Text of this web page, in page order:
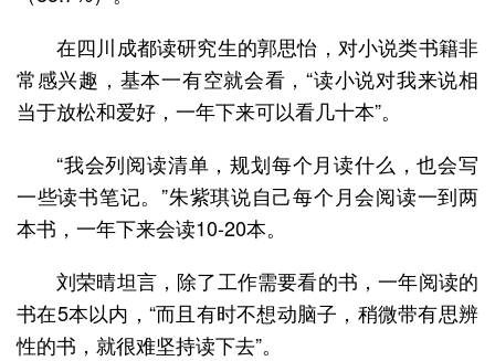
在四川成都读研究生的郭思怡，对小说类书籍非
常感兴趣，基本一有空就会看，“读小说对我来说相
当于放松和爱好，一年下来可以看几十本”。
“我会列阅读清单，规划每个月读什么，也会写
一些读书笔记。”朱紫琪说自己每个月会阅读一到两
本书，一年下来会读10-20本。
刘荣晴坦言，除了工作需要看的书，一年阅读的
书在5本以内，“而且有时不想动脑子，稍微带有思辨
性的书，就很难坚持读下去”。